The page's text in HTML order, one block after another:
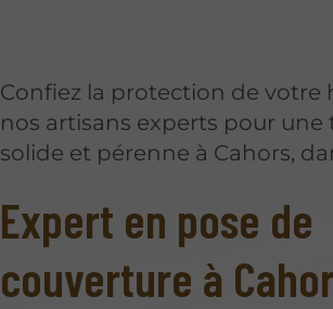
Confiez la protection de votre
nos artisans experts pour une
solide et pérenne à Cahors,
Expert en pose de
couverture à